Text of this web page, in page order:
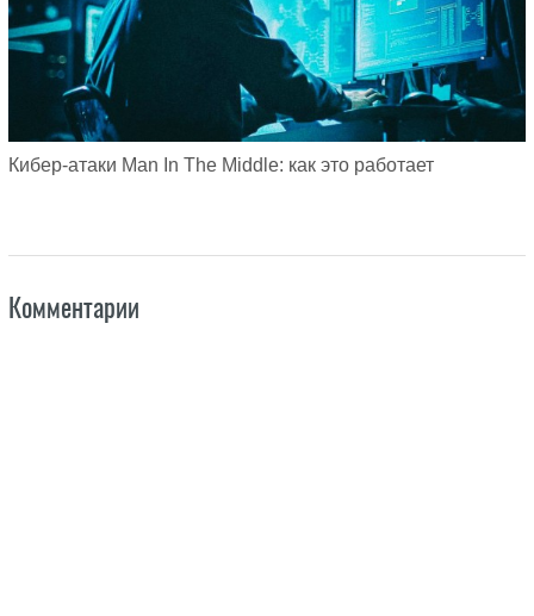
Кибер-атаки Man In The Middle: как это работает
Комментарии